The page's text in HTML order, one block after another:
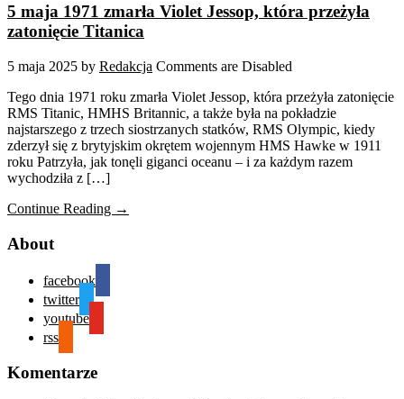
5 maja 1971 zmarła Violet Jessop, która przeżyła
zatonięcie Titanica
5 maja 2025 by Redakcja Comments are Disabled
Tego dnia 1971 roku zmarła Violet Jessop, która przeżyła zatonięcie
RMS Titanic, HMHS Britannic, a także była na pokładzie
najstarszego z trzech siostrzanych statków, RMS Olympic, kiedy
zderzył się z brytyjskim okrętem wojennym HMS Hawke w 1911
roku Patrzyła, jak tonęli giganci oceanu – i za każdym razem
wychodziła z […]
Continue Reading →
About
facebook
twitter
youtube
rss
Komentarze